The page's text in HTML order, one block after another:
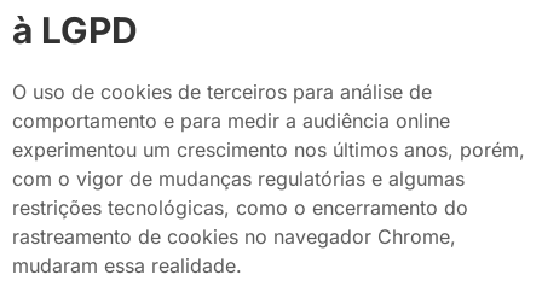
à LGPD
O uso de cookies de terceiros para análise de
comportamento e para medir a audiência online
experimentou um crescimento nos últimos anos, porém,
com o vigor de mudanças regulatórias e algumas
restrições tecnológicas, como o encerramento do
rastreamento de cookies no navegador Chrome,
mudaram essa realidade.